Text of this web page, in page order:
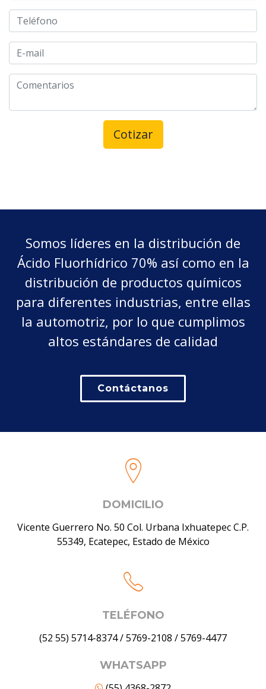
Somos líderes en la distribución de
Ácido Fluorhídrico 70% así como en la
distribución de productos químicos
para diferentes industrias, entre ellas
la automotriz, por lo que cumplimos
altos estándares de calidad
Contáctanos
DOMICILIO
Vicente Guerrero No. 50 Col. Urbana Ixhuatepec C.P.
55349, Ecatepec, Estado de México
TELÉFONO
(52 55) 5714-8374/5769-2108 /5769-4477
WHATSAPP